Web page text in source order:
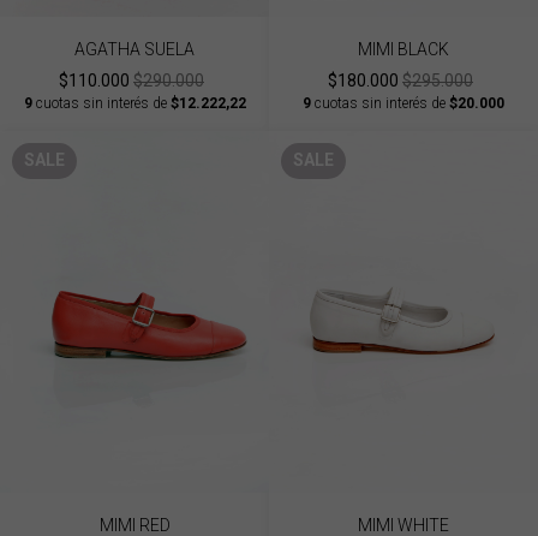
AGATHA SUELA
$110.000 $290.000
9cuotas sin interés de $12.222,22
MIMI BLACK
$180.000 $295.000
9 cuotas sin interés de $20.000
SALE
MIMI RED
SALE
MIMI WHITE